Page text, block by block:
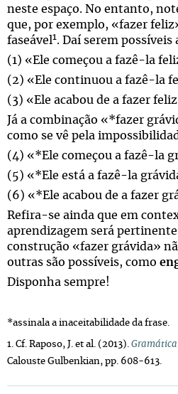
neste espaço. No entanto,
que, por exemplo, «fazer
faseável 1 . Daí serem possíveis
(1) «Ele começou a fazê-la
(2) «Ele continuou a fazê-la
(3) «Ele acabou de a fazer
Já a combinação «*fazer
como se vê pela
(4) «*Ele começou a fazê-la
(5) «*Ele está a fazê-la
(6) «*Ele acabou de a fazer
Refira-se ainda que em
aprendizagem será
construção «fazer grávida»
outras são possíveis, como
Disponha sempre!
*assinala a inaceitabilidade da frase.
1. Cf. Raposo, J. et al. (2013). Gramática
Calouste Gulbenkian, pp. 608-613.